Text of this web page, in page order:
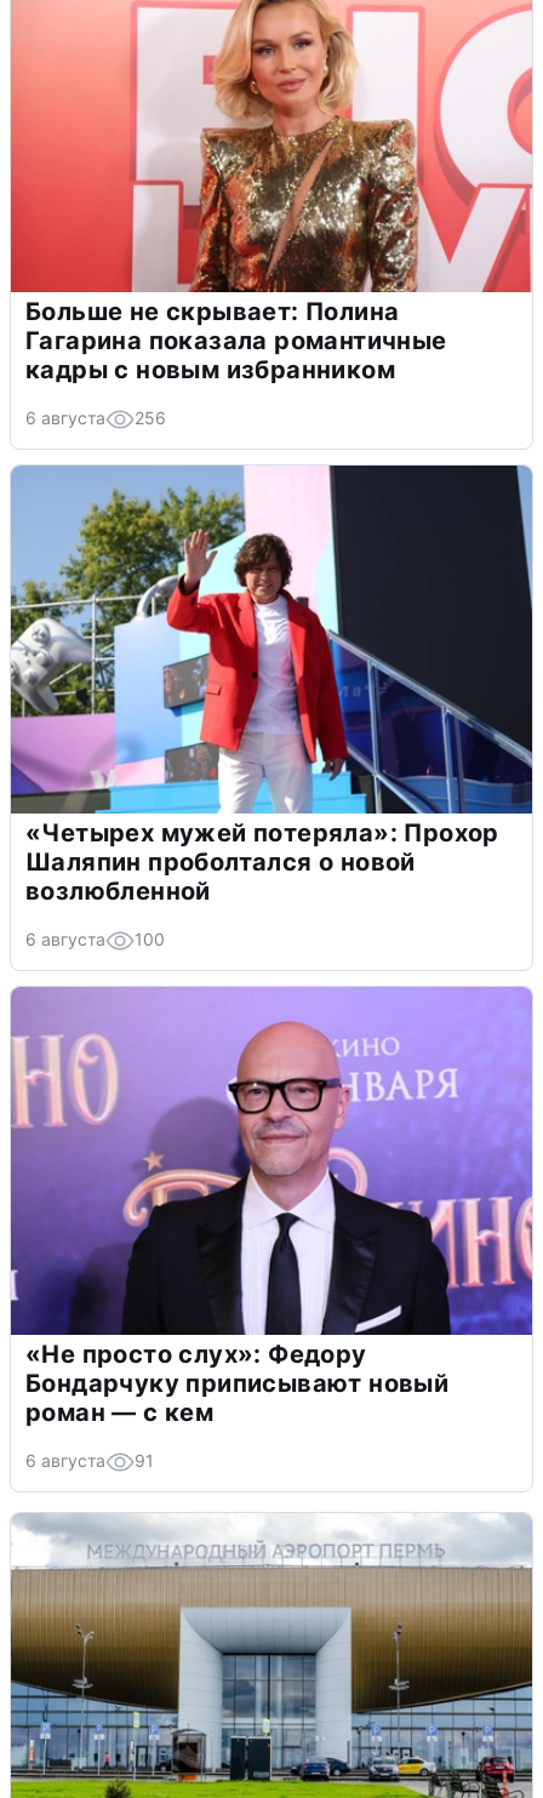
Больше не скрывает: Полина
Гагарина показала романтичные
кадры с новым избранником
6 августа 256
«Четырех мужей потеряла»: Прохор
Шаляпин проболтался о новой
возлюбленной
6 августа 100
«Не просто слух»: Федору
Бондарчуку приписывают новый
роман — с кем
6 августа 91